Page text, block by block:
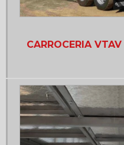
Carroceria de madeira nova
Carroceria de madeira para
Carroceria de madeira valor
Carroceria graneleira
Carroceria graneleira 8 metros
CARROCERIA